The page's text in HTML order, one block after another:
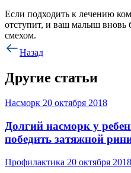
Если подходить к лечению
отступит, и ваш малыш вновь
смехом.
Назад
Другие статьи
Насморк 20 октября 2018
Долгий насморк у
победить затяжной
Профилактика 20 октября 2018